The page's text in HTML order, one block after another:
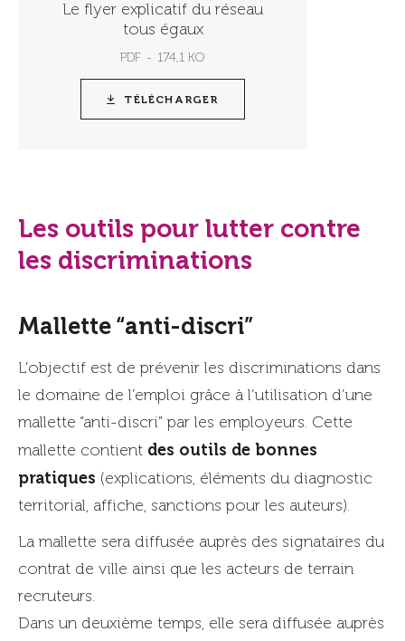
Le flyer explicatif du réseau
tous égaux
PDF 174,1 KO
TÉLÉCHARGER
Les outils pour lutter contre
les discriminations
Mallette “anti-discri”
L’objectif est de prévenir les discriminations dans
le domaine de l’emploi grâce à l’utilisation d’une
mallette “anti-discri” par les employeurs. Cette
mallette contient des outils de bonnes
pratiques (explications, éléments du diagnostic
territorial, affiche, sanctions pour les auteurs).
La mallette sera diffusée auprès des signataires du
contrat de ville ainsi que les acteurs de terrain
recruteurs.
Dans un deuxième temps, elle sera diffusée auprès